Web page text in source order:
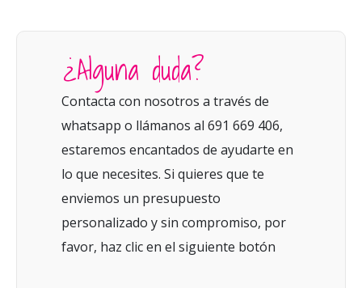
¿Alguna duda?
Contacta con nosotros a través de
whatsapp o llámanos al 691 669 406,
estaremos encantados de ayudarte en
lo que necesites. Si quieres que te
enviemos un presupuesto
personalizado y sin compromiso, por
favor, haz clic en el siguiente botón